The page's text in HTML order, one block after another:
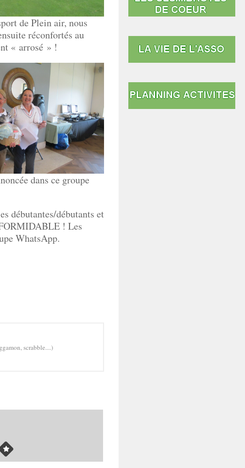
de Plein air, nous
réconfortés au
« arrosé » !
dans ce groupe
débutantes/débutants et
! Les
WhatsApp.
scrabble....)